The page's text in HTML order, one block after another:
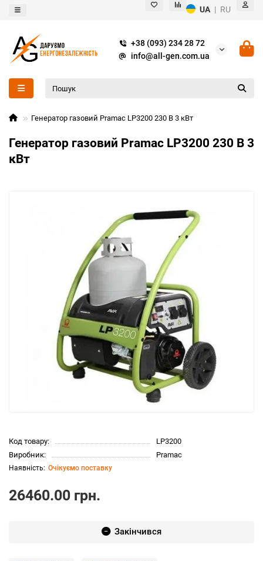
UA | RU
+38 (093) 234 28 72
info@all-gen.com.ua
Генератор газовий Pramac LP3200 230 В 3 кВт
Генератор газовий Pramac LP3200 230 В 3
кВт
Код товару:
LP3200
Виробник:
Pramac
Очікуємо поставку
26460.00 грн.
Закінчився